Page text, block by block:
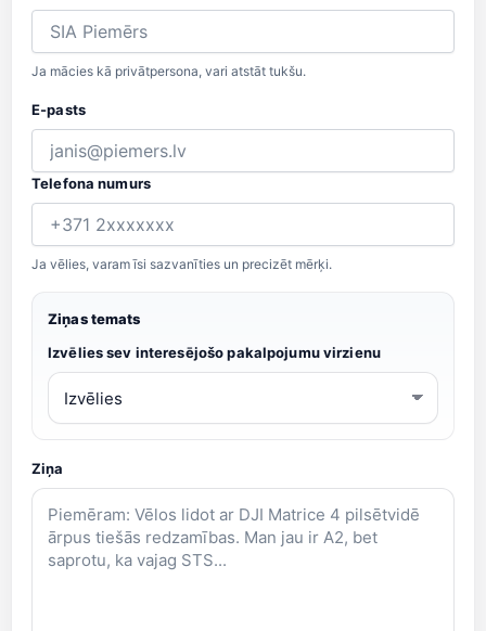
Ja mācies kā privātpersona, vari atstāt tukšu.
E-pasts
Telefona numurs
Ja vēlies, varam īsi sazvanīties un precizēt mērķi.
Ziņas temats
Izvēlies sev interesējošo pakalpojumu virzienu
Ziņa